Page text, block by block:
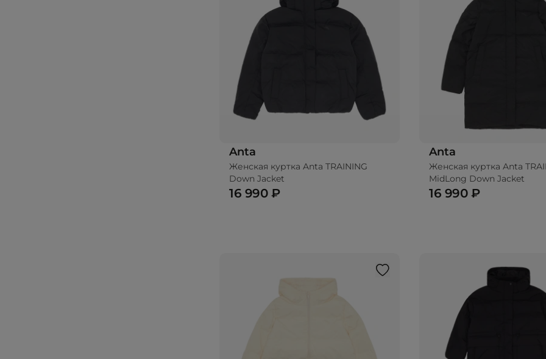
Anta
Женская куртка Anta TRAINING
Down Jacket
16 990 ₽
Anta
Женская куртка Anta
MidLong Down Jacket
16 990 ₽